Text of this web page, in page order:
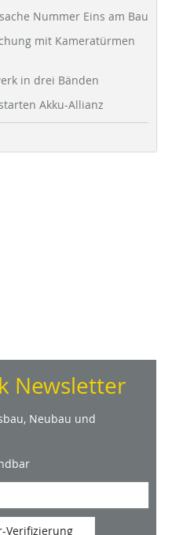
Nummer Eins am Bau
mit Kameratürmen
in drei Bänden
Akku-Allianz
Newsletter
Neubau und
Verifizierung